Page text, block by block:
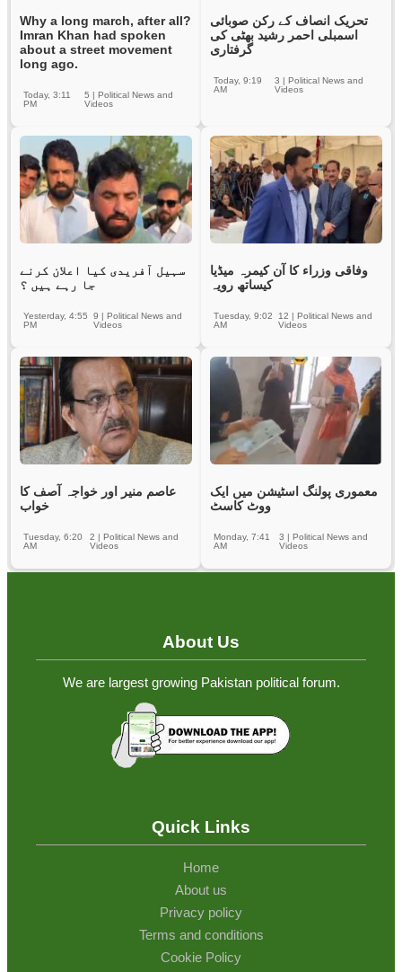
Why a long march, after all?
Imran Khan had spoken
about a street movement
long ago.
5 | Political News and
Videos
Today, 3:11
PM
تحریک انصاف کے رکن صوبائی
اسمبلی احمر رشید بھٹی کی
گرفتاری
3 | Political News and
Videos
Today, 9:19
AM
سہیل آفریدی کیا اعلان کرنے
جا رہے ہیں ؟
9 | Political News and
Videos
Yesterday, 4:55
PM
وفاقی وزراء کا آن کیمرہ میڈیا
کیساتھ رویہ
12 |Political News and
Videos
Tuesday, 9:02
AM
عاصم منیر اور خواجہ آصف کا
خواب
2 |Political News and
Videos
Tuesday, 6:20
AM
معموری پولنگ اسٹیشن میں ایک
ووٹ کاسٹ
3 | Political News and
Videos
Monday, 7:41
AM
About Us
We are largest growing Pakistan political forum.
Quick Links
Home
About us
Privacy policy
Terms and conditions
Cookie Policy